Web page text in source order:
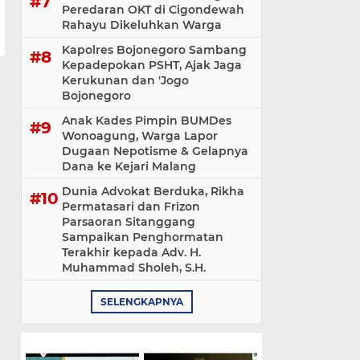
Peredaran OKT di Cigondewah
Rahayu Dikeluhkan Warga
Kapolres Bojonegoro Sambang
Kepadepokan PSHT, Ajak Jaga
Kerukunan dan 'Jogo
Bojonegoro
Anak Kades Pimpin BUMDes
Wonoagung, Warga Lapor
Dugaan Nepotisme & Gelapnya
Dana ke Kejari Malang
Dunia Advokat Berduka, Rikha
Permatasari dan Frizon
Parsaoran Sitanggang
Sampaikan Penghormatan
Terakhir kepada Adv. H.
Muhammad Sholeh, S.H.
SELENGKAPNYA